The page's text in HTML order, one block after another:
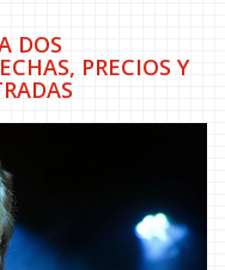
DOS
PRECIOS Y